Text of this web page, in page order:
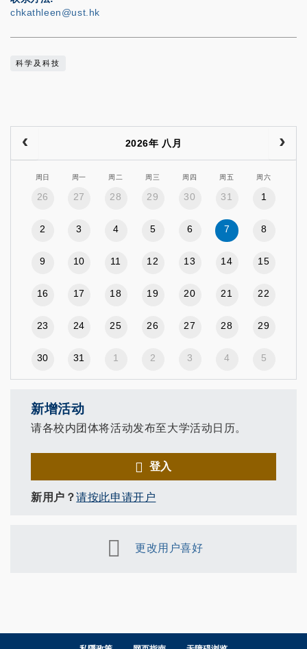
chkathleen@ust.hk
科学及科技
2026年 八月
周日 周一 周二 周三 周四 周五 周六
26 27 28 29 30 31 1
2 3 4 5 6 7 8
9 10 11 12 13 14 15
16 17 18 19 20 21 22
23 24 25 26 27 28 29
30 31 1 2 3 4 5
新增活动
请各校内团体将活动发布至大学活动日历。
登入
新用户？请按此申请开户
更改用户喜好